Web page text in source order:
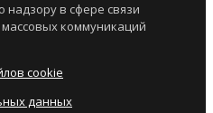
в сфере связи
коммуникаций
cookie
данных